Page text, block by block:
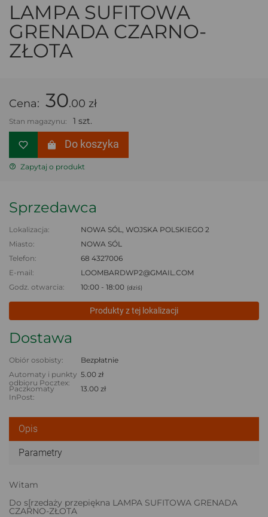
LAMPA SUFITOWA
GRENADA CZARNO-
ZŁOTA
Cena: 30.00 zł
Stan magazynu: 1 szt.
Do koszyka
Zapytaj o produkt
Sprzedawca
Lokalizacja:
NOWA SÓL, WOJSKA POLSKIEGO 2
Miasto:
NOWA SÓL
Telefon:
68 4327006
E-mail:
LOOMBARDWP2@GMAIL.COM
Godz. otwarcia:
10:00 - 18:00 (dziś)
Produkty z tej lokalizacji
Dostawa
Obiór osobisty:
Bezpłatnie
Automaty i punkty
odbioru Pocztex:
5.00 zł
Paczkomaty
InPost:
13.00 zł
Opis
Parametry
Witam
Do s[rzedaży przepiękna LAMPA SUFITOWA GRENADA
CZARNO-ZŁOTA